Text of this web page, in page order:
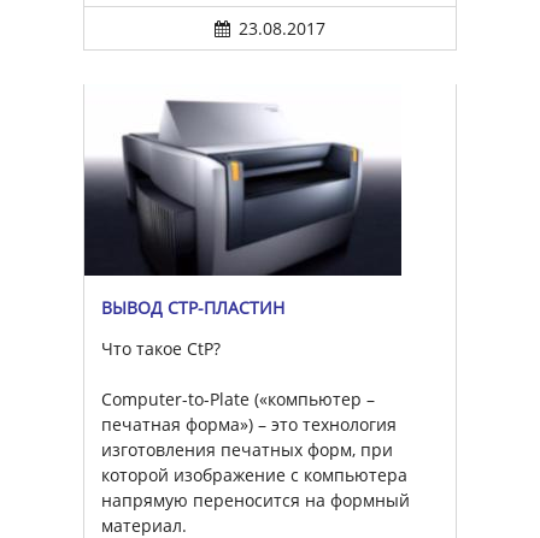
23.08.2017
ВЫВОД CTP-ПЛАСТИН
Что такое CtP?
Computer-to-Plate («компьютер –
печатная форма») – это технология
изготовления печатных форм, при
которой изображение с компьютера
напрямую переносится на формный
материал.